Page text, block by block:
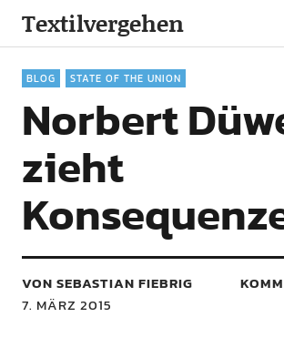
Textilvergehen
BLOG STATE OF THE UNION
Norbert
zieht
VON SEBASTIAN FIEBRIG
7. MÄRZ 2015